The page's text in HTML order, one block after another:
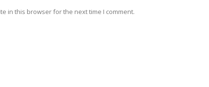
in this browser for the next time I comment.